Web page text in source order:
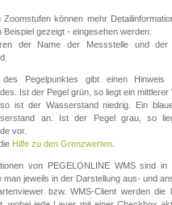
Zoomstufen können mehr
Beispiel gezeigt - eingesehen werden.
der Name der Messstelle und der
Pegelpunktes gibt einen
Ist der Pegel grün, so liegt ein
ist der Wasserstand niedrig. Ein
an. Ist der Pegel grau, so
vor.
Hilfe zu den Grenzwerten
von PEGELONLINE WMS sind in
man jeweils in der Darstellung aus- und
bzw. WMS-Client werden die